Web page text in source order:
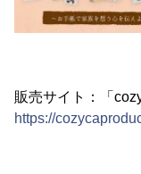
販売サイト：「
https://